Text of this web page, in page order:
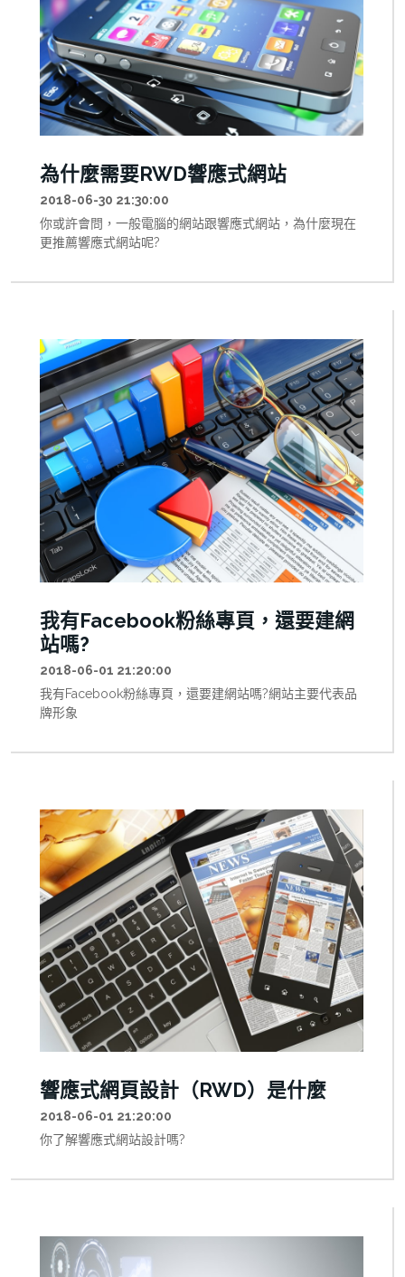
為什麼需要RWD響應式網站
2018-06-30 21:30:00
你或許會問，一般電腦的網站跟響應式網站，為什麼現在
更推薦響應式網站呢?
我有Facebook粉絲專頁，還要建網
站嗎?
2018-06-01 21:20:00
我有Facebook粉絲專頁，還要建網站嗎?網站主要代表品
牌形象
響應式網頁設計（RWD）是什麼
2018-06-01 21:20:00
你了解響應式網站設計嗎?